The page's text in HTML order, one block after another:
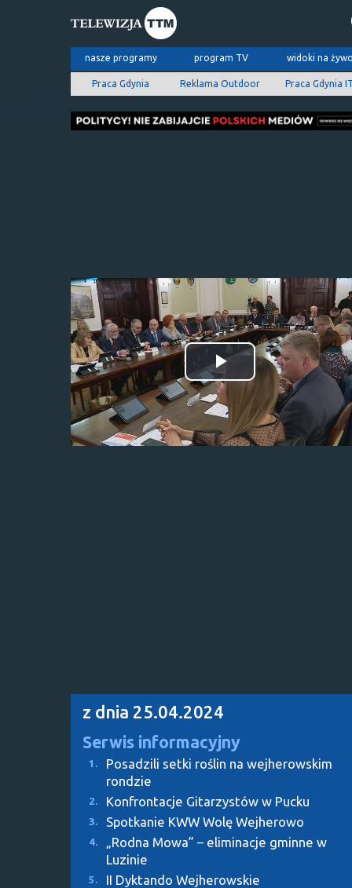
nasze programy program TV widoki na
Praca Gdynia Reklama Outdoor Praca Gdynia
Odtwórz
wideo
z dnia 25.04.2024
Serwis informacyjny
1.
Posadzili setki roślin na wejherowskim
rondzie
2. Konfrontacje Gitarzystów w Pucku
3. Spotkanie KWW Wolę Wejherowo
4.
„Rodna Mowa” – eliminacje gminne w
Luzinie
5. II Dyktando Wejherowskie